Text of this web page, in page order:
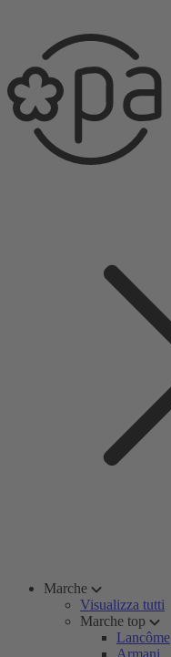
Marche
Visualizza tutti
Marche top
Lancôme
Armani